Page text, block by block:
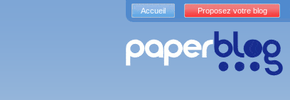
Accueil Proposez votre blog